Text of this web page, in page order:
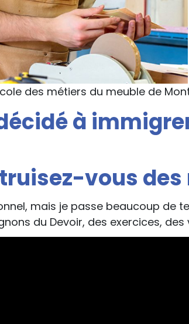
des métiers du meuble de
à
vous des
mais je passe beaucoup de
du Devoir, des exercices,